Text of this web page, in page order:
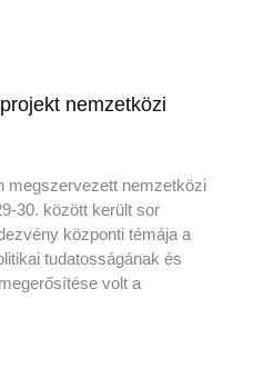
nemzetközi
megszervezett nemzetközi
30. között került sor
központi témája a
tudatosságának és
volt a